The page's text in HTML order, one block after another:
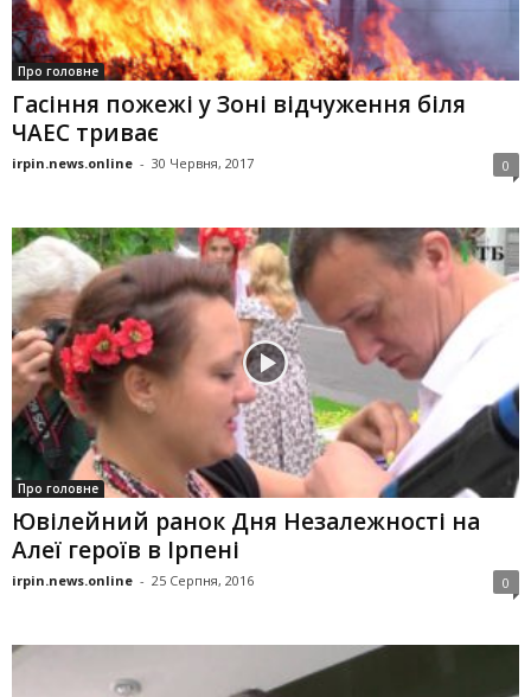
Про головне
Гасіння пожежі у Зоні відчуження біля
ЧАЕС триває
irpin.news.online - 30 Червня, 2017 0
Про головне
Ювілейний ранок Дня Незалежності на
Алеї героїв в Ірпені
irpin.news.online - 25 Серпня, 2016 0